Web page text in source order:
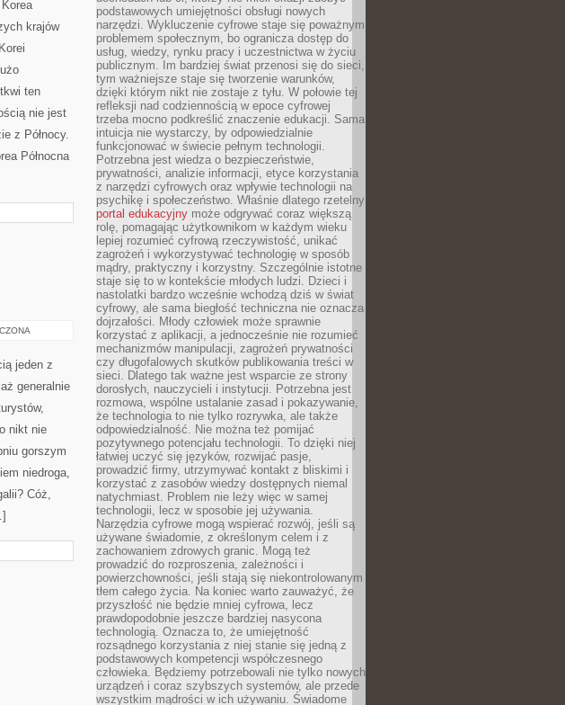
krajów
ten
nie jest
z Północy.
Północna
jeden z
generalnie
nikt nie
gorszym
niedroga,
Cóż,
podstawowych umiejętności obsługi nowych
narzędzi. Wykluczenie cyfrowe staje się poważnym
problemem społecznym, bo ogranicza dostęp do
usług, wiedzy, rynku pracy i uczestnictwa w życiu
publicznym. Im bardziej świat przenosi się do sieci,
tym ważniejsze staje się tworzenie warunków,
dzięki którym nikt nie zostaje z tyłu. W połowie tej
refleksji nad codziennością w epoce cyfrowej
trzeba mocno podkreślić znaczenie edukacji. Sama
intuicja nie wystarczy, by odpowiedzialnie
funkcjonować w świecie pełnym technologii.
Potrzebna jest wiedza o bezpieczeństwie,
prywatności, analizie informacji, etyce korzystania
z narzędzi cyfrowych oraz wpływie technologii na
psychikę i społeczeństwo. Właśnie dlatego rzetelny
portal edukacyjny może odgrywać coraz większą
rolę, pomagając użytkownikom w każdym wieku
lepiej rozumieć cyfrową rzeczywistość, unikać
zagrożeń i wykorzystywać technologię w sposób
mądry, praktyczny i korzystny. Szczególnie istotne
staje się to w kontekście młodych ludzi. Dzieci i
nastolatki bardzo wcześnie wchodzą dziś w świat
cyfrowy, ale sama biegłość techniczna nie oznacza
dojrzałości. Młody człowiek może sprawnie
korzystać z aplikacji, a jednocześnie nie rozumieć
mechanizmów manipulacji, zagrożeń prywatności
czy długofalowych skutków publikowania treści w
sieci. Dlatego tak ważne jest wsparcie ze strony
dorosłych, nauczycieli i instytucji. Potrzebna jest
rozmowa, wspólne ustalanie zasad i pokazywanie,
że technologia to nie tylko rozrywka, ale także
odpowiedzialność. Nie można też pomijać
pozytywnego potencjału technologii. To dzięki niej
łatwiej uczyć się języków, rozwijać pasje,
prowadzić firmy, utrzymywać kontakt z bliskimi i
korzystać z zasobów wiedzy dostępnych niemal
natychmiast. Problem nie leży więc w samej
technologii, lecz w sposobie jej używania.
Narzędzia cyfrowe mogą wspierać rozwój, jeśli są
używane świadomie, z określonym celem i z
zachowaniem zdrowych granic. Mogą też
prowadzić do rozproszenia, zależności i
powierzchowności, jeśli stają się niekontrolowanym
tłem całego życia. Na koniec warto zauważyć, że
przyszłość nie będzie mniej cyfrowa, lecz
prawdopodobnie jeszcze bardziej nasycona
technologią. Oznacza to, że umiejętność
rozsądnego korzystania z niej stanie się jedną z
podstawowych kompetencji współczesnego
człowieka. Będziemy potrzebowali nie tylko nowych
urządzeń i coraz szybszych systemów, ale przede
wszystkim mądrości w ich używaniu. Świadome